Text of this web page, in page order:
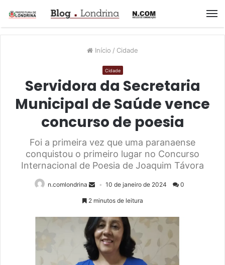
Início / Cidade
Cidade
Servidora da Secretaria
Municipal de Saúde vence
concurso de poesia
Foi a primeira vez que uma paranaense
conquistou o primeiro lugar no Concurso
Internacional de Poesia de Joaquim Távora
n.comlondrina 10 de janeiro de 2024 0
2 minutos de leitura